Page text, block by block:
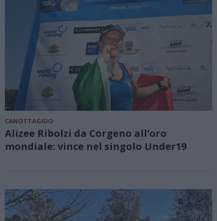
CANOTTAGGIO
Alizee Ribolzi da Corgeno all’oro
mondiale: vince nel singolo Under19